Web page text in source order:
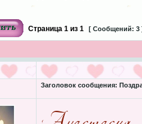
Страница 1из 1 [ Сообщений: 3
Заголовок сообщения: